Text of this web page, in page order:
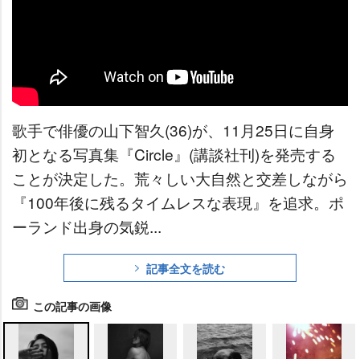
歌手で俳優の山下智久(36)が、11月25日に自身
初となる写真集『Circle』(講談社刊)を発売する
ことが決定した。荒々しい大自然と交差しながら
『100年後に残るタイムレスな表現』を追求。ポ
ーランド出身の気鋭...
記事全文を読む
この記事の画像